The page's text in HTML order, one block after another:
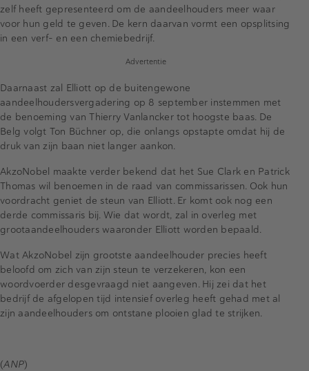
zelf heeft gepresenteerd om de aandeelhouders meer waar
voor hun geld te geven. De kern daarvan vormt een opsplitsing
in een verf- en een chemiebedrijf.
Advertentie
Daarnaast zal Elliott op de buitengewone
aandeelhoudersvergadering op 8 september instemmen met
de benoeming van Thierry Vanlancker tot hoogste baas. De
Belg volgt Ton Büchner op, die onlangs opstapte omdat hij de
druk van zijn baan niet langer aankon.
AkzoNobel maakte verder bekend dat het Sue Clark en Patrick
Thomas wil benoemen in de raad van commissarissen. Ook hun
voordracht geniet de steun van Elliott. Er komt ook nog een
derde commissaris bij. Wie dat wordt, zal in overleg met
grootaandeelhouders waaronder Elliott worden bepaald.
Wat AkzoNobel zijn grootste aandeelhouder precies heeft
beloofd om zich van zijn steun te verzekeren, kon een
woordvoerder desgevraagd niet aangeven. Hij zei dat het
bedrijf de afgelopen tijd intensief overleg heeft gehad met al
zijn aandeelhouders om ontstane plooien glad te strijken.
(ANP)